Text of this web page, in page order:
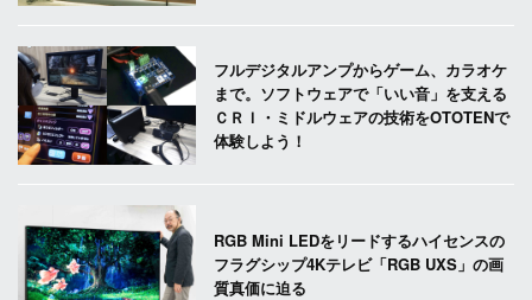
フルデジタルアンプからゲーム、カラオケ
まで。ソフトウェアで「いい音」を支える
ＣＲＩ・ミドルウェアの技術をOTOTENで
体験しよう！
RGB Mini LEDをリードするハイセンスの
フラグシップ4Kテレビ「RGB UXS」の画
質真価に迫る